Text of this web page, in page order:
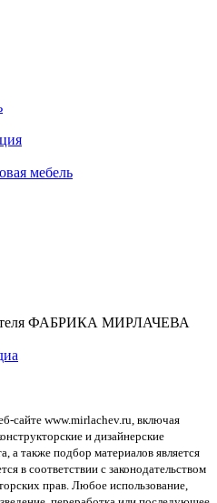
мебель
ФАБРИКА МИРЛАЧЕВА
сайте www.mirlachev.ru, включая
и дизайнерские
а также подбор материалов является
в соответствии с законодательством
прав. Любое использование,